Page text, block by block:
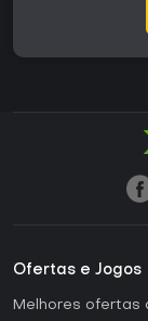
Ofertas e Jogos
Melhores ofertas